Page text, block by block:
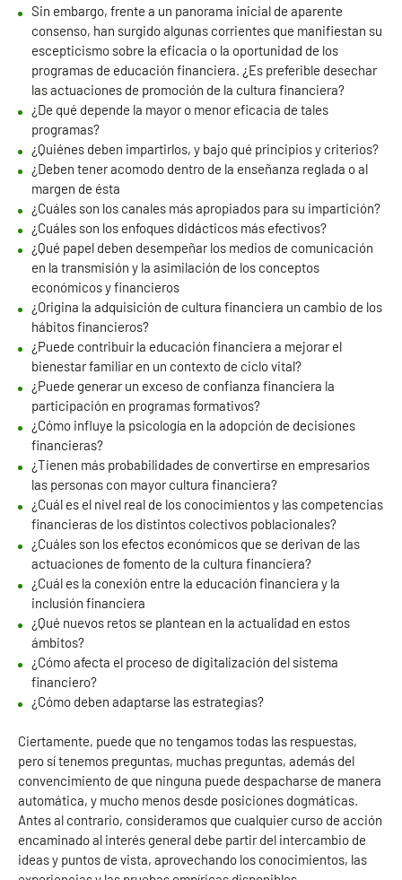
Sin embargo, frente a un panorama inicial de aparente
consenso, han surgido algunas corrientes que manifiestan su
escepticismo sobre la eficacia o la oportunidad de los
programas de educación financiera. ¿Es preferible desechar
las actuaciones de promoción de la cultura financiera?
¿De qué depende la mayor o menor eficacia de tales
programas?
¿Quiénes deben impartirlos, y bajo qué principios y criterios?
¿Deben tener acomodo dentro de la enseñanza reglada o al
margen de ésta
¿Cuáles son los canales más apropiados para su impartición?
¿Cuáles son los enfoques didácticos más efectivos?
¿Qué papel deben desempeñar los medios de comunicación
en la transmisión y la asimilación de los conceptos
económicos y financieros
¿Origina la adquisición de cultura financiera un cambio de los
hábitos financieros?
¿Puede contribuir la educación financiera a mejorar el
bienestar familiar en un contexto de ciclo vital?
¿Puede generar un exceso de confianza financiera la
participación en programas formativos?
¿Cómo influye la psicología en la adopción de decisiones
financieras?
¿Tienen más probabilidades de convertirse en empresarios
las personas con mayor cultura financiera?
¿Cuál es el nivel real de los conocimientos y las competencias
financieras de los distintos colectivos poblacionales?
¿Cuáles son los efectos económicos que se derivan de las
actuaciones de fomento de la cultura financiera?
¿Cuál es la conexión entre la educación financiera y la
inclusión financiera
¿Qué nuevos retos se plantean en la actualidad en estos
ámbitos?
¿Cómo afecta el proceso de digitalización del sistema
financiero?
¿Cómo deben adaptarse las estrategias?
Ciertamente, puede que no tengamos todas las respuestas,
pero sí tenemos preguntas, muchas preguntas, además del
convencimiento de que ninguna puede despacharse de manera
automática, y mucho menos desde posiciones dogmáticas.
Antes al contrario, consideramos que cualquier curso de acción
encaminado al interés general debe partir del intercambio de
ideas y puntos de vista, aprovechando los conocimientos, las